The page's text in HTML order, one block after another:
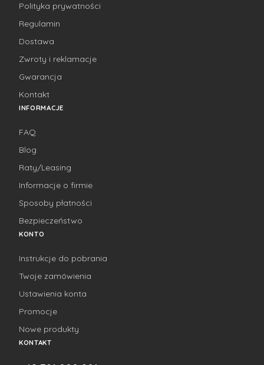
Polityka prywatności
Regulamin
Dostawa
Zwroty i reklamacje
Gwarancja
Kontakt
INFORMACJE
FAQ
Blog
Raty/Leasing
Informacje o firmie
Sposoby płatności
Bezpieczeństwo
KONTO
Instrukcje do pobrania
Twoje zamówienia
Ustawienia konta
Promocje
Nowe produkty
KONTAKT